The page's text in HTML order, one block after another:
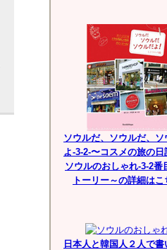
ソウルだ、ソウルだ、ソ
よ-3-2-〜コスメの旅の日
ソウルのおしゃれ-3-2番
トーリー～の詳細はこ
日本人と韓国人２人で書